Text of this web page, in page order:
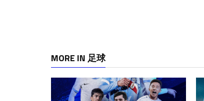
MORE IN 足球